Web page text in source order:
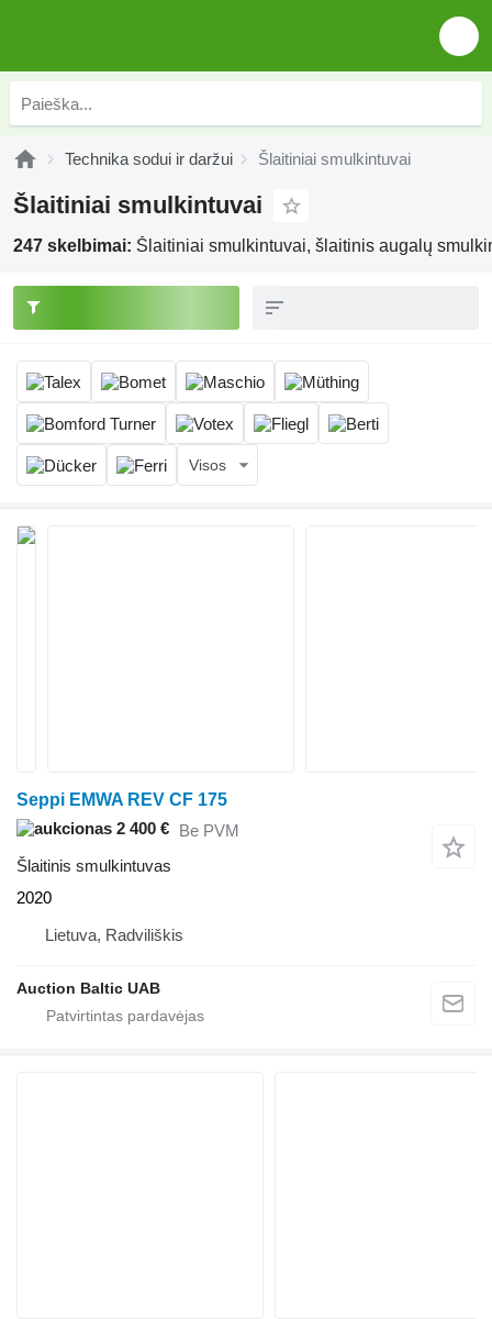
Technika sodui ir daržui Šlaitiniai smulkintuvai
Šlaitiniai smulkintuvai
247 skelbimai: Šlaitiniai smulkintuvai, šlaitinis augalų
Visos
Seppi EMWA REV CF 175
2 400 € Be PVM
Šlaitinis smulkintuvas
2020
Lietuva, Radviliškis
Auction Baltic UAB